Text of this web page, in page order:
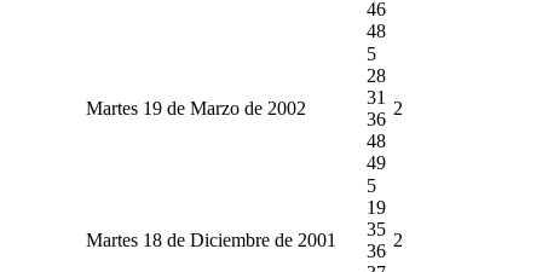
46
48
Martes 19 de Marzo de 2002
5
28
31
36
48
49
2
Martes 18 de Diciembre de 2001
5
19
35
36
2